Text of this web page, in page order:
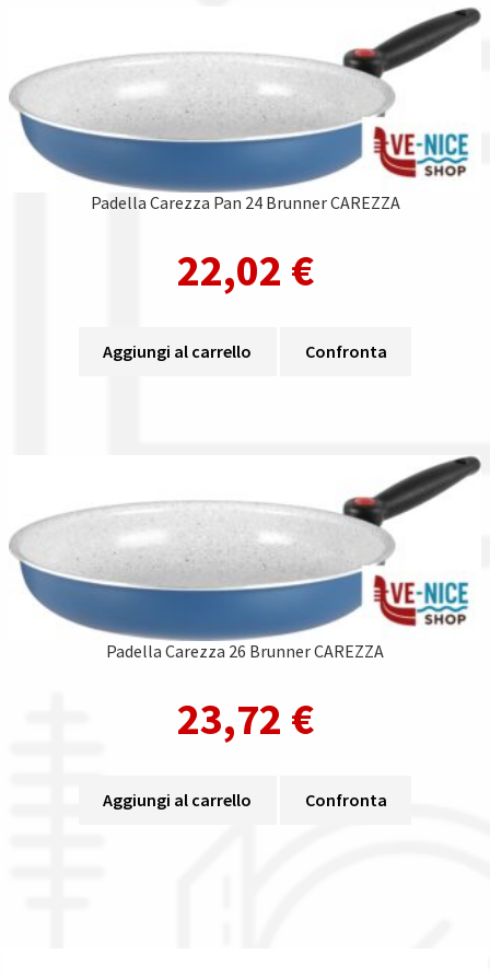
Padella Carezza Pan 24 Brunner CAREZZA
22,02 €
Aggiungi al carrello Confronta
Padella Carezza 26 Brunner CAREZZA
23,72 €
Aggiungi al carrello Confronta